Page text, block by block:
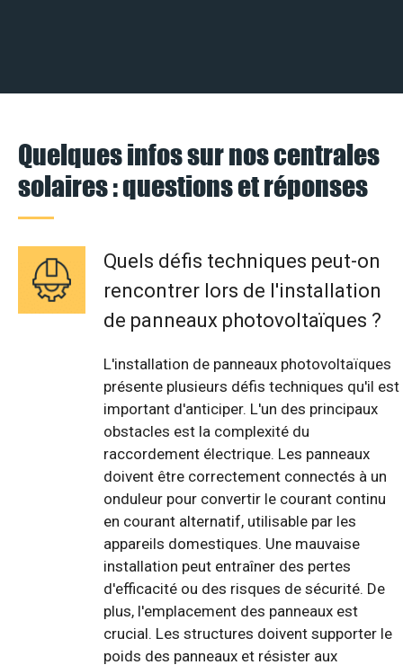
Quelques infos sur nos centrales
solaires : questions et réponses
Quels défis techniques peut-on
rencontrer lors de l'installation
de panneaux photovoltaïques ?
L'installation de panneaux photovoltaïques
présente plusieurs défis techniques qu'il est
important d'anticiper. L'un des principaux
obstacles est la complexité du
raccordement électrique. Les panneaux
doivent être correctement connectés à un
onduleur pour convertir le courant continu
en courant alternatif, utilisable par les
appareils domestiques. Une mauvaise
installation peut entraîner des pertes
d'efficacité ou des risques de sécurité. De
plus, l'emplacement des panneaux est
crucial. Les structures doivent supporter le
poids des panneaux et résister aux